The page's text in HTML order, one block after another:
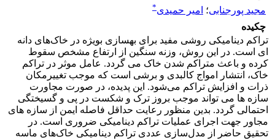
مجید پورجنابی؛ امیر حمیدی*
چکیده
تراکم دینامیکی روشی مفید برای بهسازی بویژه در خاک‌های دانه
ای است. در این روش، وزنه سنگین از ارتفاع مشخص سقوط
کرده و باعث متراکم شدن خاک می گردد. عامل موثر در تراکم
خاک، انتشار امواج کالبدی و برشی است که موجب تغییر‌مکان
ذرات و افزایش تراکم می‌شود. این پدیده، در صورت مجاورت
سازه ها می تواند موجب بروز ترک و شکست در پی و گسیختگی
احتمالی گردد. بدین منظور رعایت حداقل فاصله ایمن از سازه های
مجاور جهت اجرای عملیات تراکم دینامیکی ضروری است. در
تحقیق حاضر از مدل‌سازی عددی تراکم دینامیکی خاک‌های ماسه